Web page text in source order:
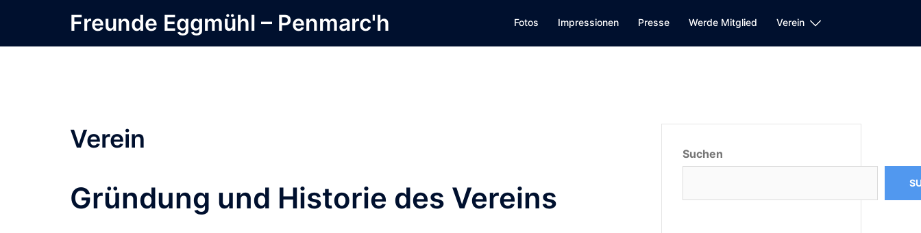
springen
Freunde Eggmühl – Penmarc'h Fotos Impressionen Presse Werde Mitglied Verein
Verein
Gründung und Historie des Vereins
Suchen